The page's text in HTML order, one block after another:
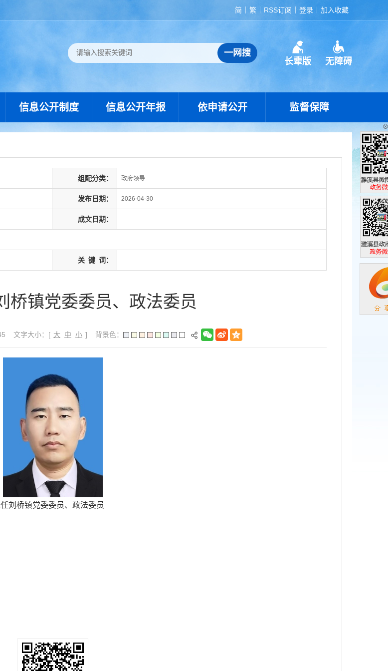
简 繁 RSS订阅 登录 加入收藏
长辈版 无障碍
信息公开制度 信息公开年报 依申请公开 监督保障
组配分类： 政府领导
发布日期： 2026-04-30
成文日期：
关 键 词：
桥镇党委委员、政法委员
文字大小：[ 大 中 小 ] 背景色：
刘桥镇党委委员、政法委员
濉溪县政
政务微博
濉溪县政
政务微信